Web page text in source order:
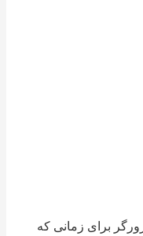
برای زمانی که